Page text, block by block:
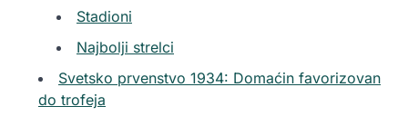
Stadioni
Najbolji strelci
Svetsko prvenstvo 1934: Domaćin favorizovan
do trofeja